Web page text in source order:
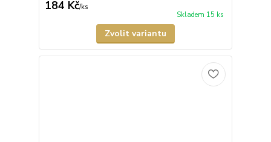
184 Kč/ks
Skladem 15 ks
Zvolit variantu